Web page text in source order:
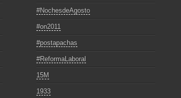
#NochesdeAgosto
#on2011
#postapachas
#ReformaLaboral
15M
1933